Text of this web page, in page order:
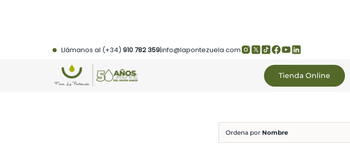
Llámanos al (+34) 910 782 359|info@lapontezuela.com
Tienda Online
Ordena por Nombre